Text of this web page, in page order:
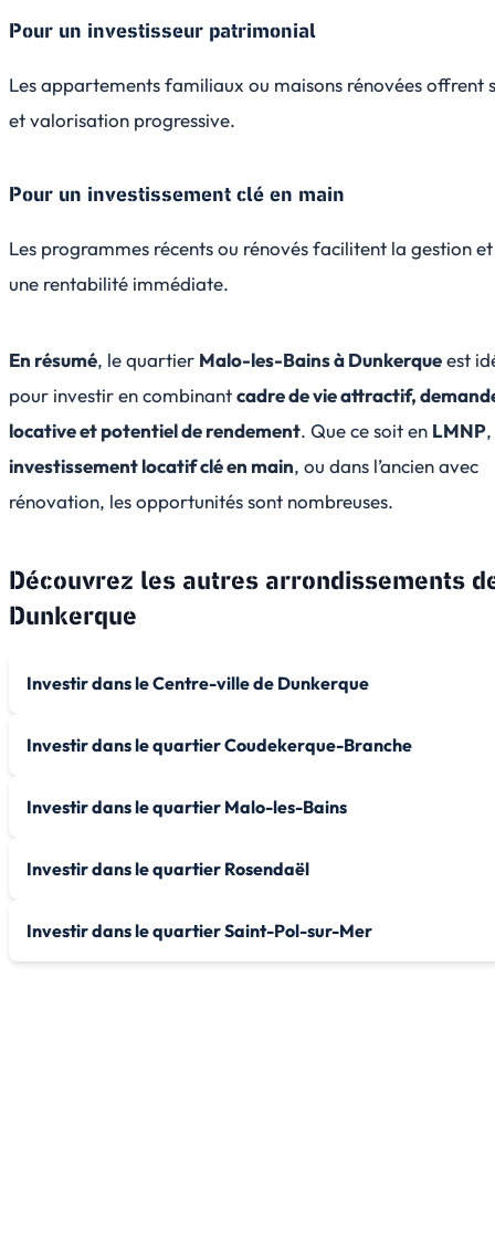
Pour un investisseur patrimonial
Les appartements familiaux ou maisons rénovées offrent
et valorisation progressive.
Pour un investissement clé en main
Les programmes récents ou rénovés facilitent la gestion
une rentabilité immédiate.
En résumé, le quartier Malo-les-Bains à Dunkerqueest
pour investir en combinantcadre de vie attractif,
locative et potentiel de rendement. Que ce soit en LMNP
investissement locatif clé en main, ou dans l’ancien avec
rénovation, les opportunités sont nombreuses.
Découvrez les autres arrondissements
Dunkerque
Investir dans le Centre-ville de Dunkerque
Investir dans le quartier Coudekerque-Branche
Investir dans le quartier Malo-les-Bains
Investir dans le quartier Rosendaël
Investir dans le quartier Saint-Pol-sur-Mer